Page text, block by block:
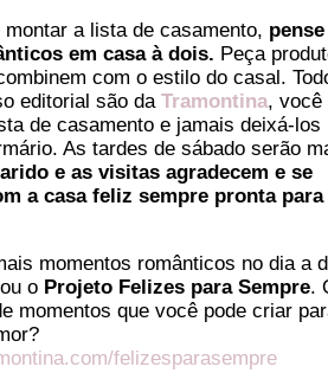
a lista de casamento,
em casa à dois. Peça
com o estilo do casal.
editorial são daTramontina, você
de casamento e jamais deixá-los
As tardes de sábado serão
e as visitas agradecem e se
a casa feliz sempre pronta para
momentos românticos no dia a
o Projeto Felizes para Sempre.
momentos que você pode criar
felizesparasempre